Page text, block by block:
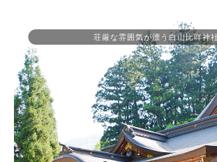
荘厳な雰囲気が漂う白山比咩神社